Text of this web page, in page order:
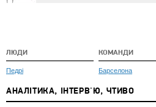
ЛЮДИ
Педрі
КОМАНДИ
Барселона
АНАЛІТИКА, ІНТЕРВ'Ю, ЧТИВО